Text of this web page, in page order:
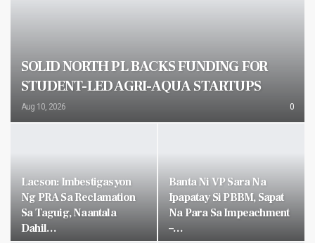
SOLID NORTH PL BACKS FUNDING FOR
STUDENT-LED AGRI-AQUA STARTUPS
Aug 10, 2026 0
Lacson: Imbestigasyon
Ng PRA Sa Reclamation
Sa Taguig, Naantala
Dahil…
Banta Ni VP Sara Na
Ipapatay Si PBBM, Sapat
Na Para Sa Impeachment
–…